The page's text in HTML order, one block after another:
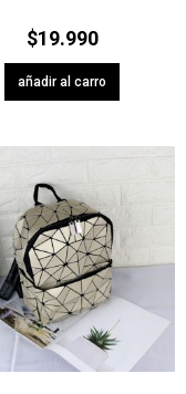
$19.990
añadir al carro